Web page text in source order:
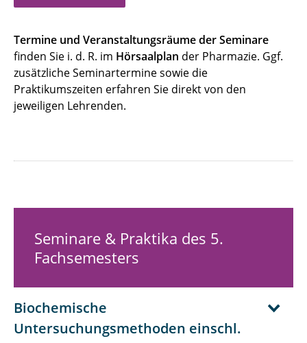
Termine und Veranstaltungsräume der Seminare
finden Sie i. d. R. im Hörsaalplan der Pharmazie. Ggf.
zusätzliche Seminartermine sowie die
Praktikumszeiten erfahren Sie direkt von den
jeweiligen Lehrenden.
Seminare & Praktika des 5.
Fachsemesters
Biochemische
Untersuchungsmethoden einschl.